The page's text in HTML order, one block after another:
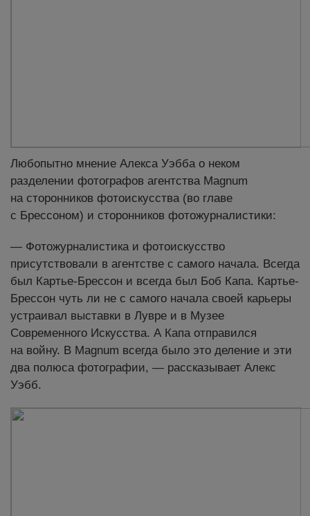
Любопытно мнение Алекса Уэбба о неком
разделении фотографов агентства Magnum
на сторонников фотоискусства (во главе
с Брессоном) и сторонников фотожурналистики:
— Фотожурналистика и фотоискусство
присутствовали в агентстве с самого начала. Всегда
был Картье-Брессон и всегда был Боб Капа. Картье-
Брессон чуть ли не с самого начала своей карьеры
устраивал выставки в Лувре и в Музее
Современного Искусства. А Капа отправился
на войну. В Magnum всегда было это деление и эти
два полюса фотографии, — рассказывает Алекс
Уэбб.